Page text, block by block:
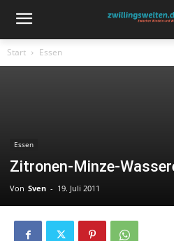
Start Essen
Essen
Zitronen-Minze-
Von Sven - 19. Juli 2011